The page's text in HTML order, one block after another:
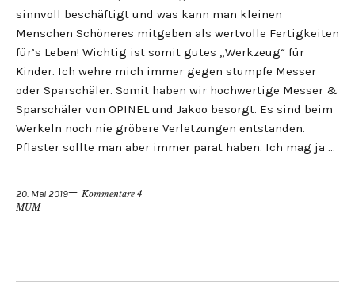
sinnvoll beschäftigt und was kann man kleinen
Menschen Schöneres mitgeben als wertvolle Fertigkeiten
für’s Leben! Wichtig ist somit gutes „Werkzeug“ für
Kinder. Ich wehre mich immer gegen stumpfe Messer
oder Sparschäler. Somit haben wir hochwertige Messer &
Sparschäler von OPINEL und Jakoo besorgt. Es sind beim
Werkeln noch nie gröbere Verletzungen entstanden.
Pflaster sollte man aber immer parat haben. Ich mag ja …
20. Mai 2019
Kommentare 4
MUM